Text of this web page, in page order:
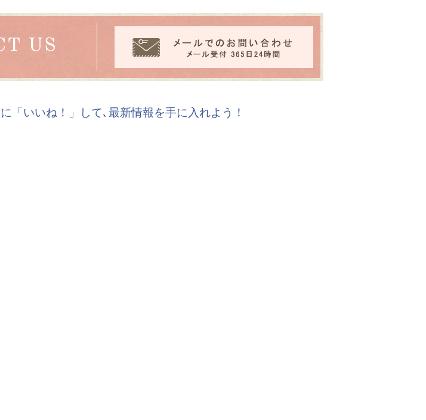
「いいね！」して､最新情報を手に入れよう！